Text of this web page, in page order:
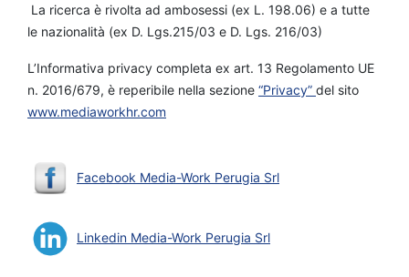
La ricerca è rivolta ad ambosessi (ex L. 198.06) e a tutte
le nazionalità (ex D. Lgs.215/03 e D. Lgs. 216/03)
L’Informativa privacy completa ex art. 13 Regolamento UE
n. 2016/679, è reperibile nella sezione “Privacy” del sito
www.mediaworkhr.com
Facebook Media-Work Perugia Srl
Linkedin Media-Work Perugia Srl